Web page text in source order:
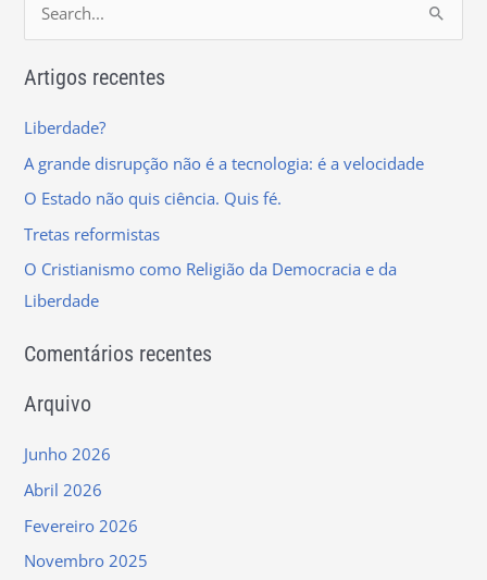
e
a
h
f
o
r
:
Artigos recentes
Liberdade?
A grande disrupção não é a tecnologia: é a velocidade
O Estado não quis ciência. Quis fé.
Tretas reformistas
O Cristianismo como Religião da Democracia e da
Liberdade
Comentários recentes
Arquivo
Junho 2026
Abril 2026
Fevereiro 2026
Novembro 2025